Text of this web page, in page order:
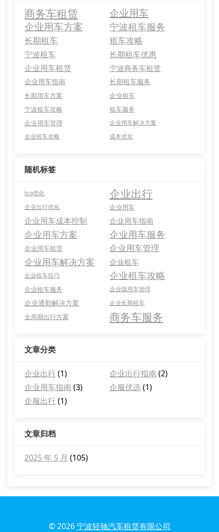
商务车租赁
企业用车
企业用车方案
宁波租车服务
长期租车 租车攻略
宁波租车
长期租车优惠
企业用车租赁
宁波商务车租赁
企业用车指南 长期租车服务
长期用车方案
企业租车
宁波租车攻略
租车服务
企业用车管理
企业用车解决方案
企业租车攻略
成本优化
随机标签
tco优化 企业出行
企业出行优化 企业用车
企业用车成本控制 企业用车指南
企业用车方案 企业用车服务
企业用车租赁 企业用车管理
企业用车解决方案 企业租车
企业租车技巧 企业租车攻略
企业租车服务 企业级用车管理
企业通勤解决方案 企业长期租车
全周期出行方案 商务车服务
文章分类
企业出行(1) 企业出行指南(2)
企业用车指南(3) 企服优选(1)
企服出行(1)
文章归档
2025 年 5 月 (105)
© 2026宁波轻驰汽车租赁有限公司